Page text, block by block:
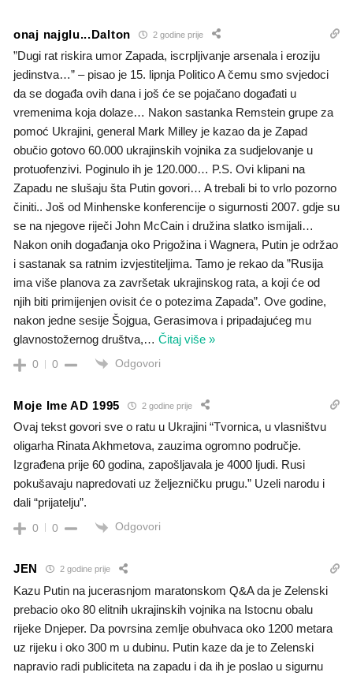
onaj najglu...Dalton 2 godine prije
”Dugi rat riskira umor Zapada, iscrpljivanje arsenala i eroziju
jedinstva…” – pisao je 15. lipnja Politico A čemu smo svjedoci
da se događa ovih dana i još će se pojačano događati u
vremenima koja dolaze… Nakon sastanka Remstein grupe za
pomoć Ukrajini, general Mark Milley je kazao da je Zapad
obučio gotovo 60.000 ukrajinskih vojnika za sudjelovanje u
protuofenzivi. Poginulo ih je 120.000… P.S. Ovi klipani na
Zapadu ne slušaju šta Putin govori… A trebali bi to vrlo pozorno
činiti.. Još od Minhenske konferencije o sigurnosti 2007. gdje su
se na njegove riječi John McCain i družina slatko ismijali…
Nakon onih događanja oko Prigožina i Wagnera, Putin je održao
i sastanak sa ratnim izvjestiteljima. Tamo je rekao da ”Rusija
ima više planova za završetak ukrajinskog rata, a koji će od
njih biti primijenjen ovisit će o potezima Zapada”. Ove godine,
nakon jedne sesije Šojgua, Gerasimova i pripadajućeg mu
glavnostožernog društva,… Čitaj više »
0 0 Odgovori
Moje Ime AD 1995 2 godine prije
Ovaj tekst govori sve o ratu u Ukrajini “Tvornica, u vlasništvu
oligarha Rinata Akhmetova, zauzima ogromno područje.
Izgrađena prije 60 godina, zapošljavala je 4000 ljudi. Rusi
pokušavaju napredovati uz željezničku prugu.” Uzeli narodu i
dali “prijatelju”.
0 0 Odgovori
JEN 2 godine prije
Kazu Putin na jucerasnjom maratonskom Q&A da je Zelenski
prebacio oko 80 elitnih ukrajinskih vojnika na Istocnu obalu
rijeke Dnjeper. Da povrsina zemlje obuhvaca oko 1200 metara
uz rijeku i oko 300 m u dubinu. Putin kaze da je to Zelenski
napravio radi publiciteta na zapadu i da ih je poslao u sigurnu